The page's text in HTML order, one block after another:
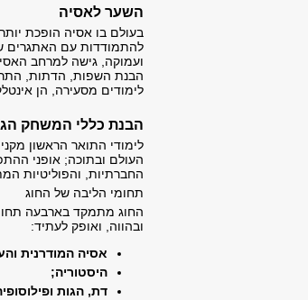
השער לאסיה
בעולם בו אסיה הופכת
ועמוקה, גישה למרחב
הבנת השפות, הדתות,
לימודים מסעירה, הן
הבנת כללי המשחק
לימודי התואר הראשון
העולם ובתוכה; אופני
החברתיות, והפוליטיות
תחומי הליבה של החוג
החוג מתמקד בארבעה
ובהווה, ואופק לעתיד:
אסיה המודרנית
היסטוריה;
דת, הגות